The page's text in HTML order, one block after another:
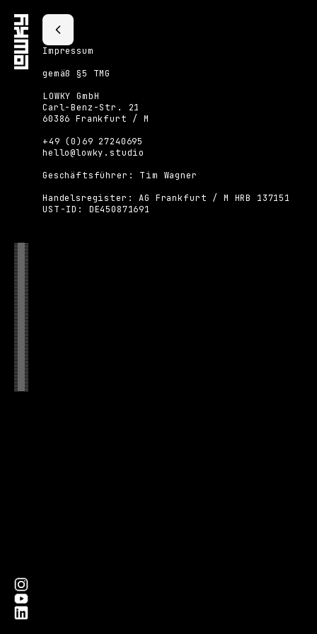
Impressum
gemäß §5 TMG
LOWKY GmbH
Carl-Benz-Str. 21
60386 Frankfurt / M
+49 (0)69 27240695
hello@lowky.studio
Geschäftsführer: Tim Wagner
Handelsregister: AG Frankfurt / M HRB 137151
UST-ID: DE450871691